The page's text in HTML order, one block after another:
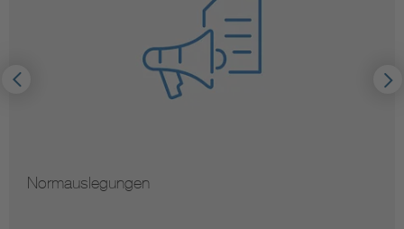
Hinweise zur Vervielfältigung von Normen